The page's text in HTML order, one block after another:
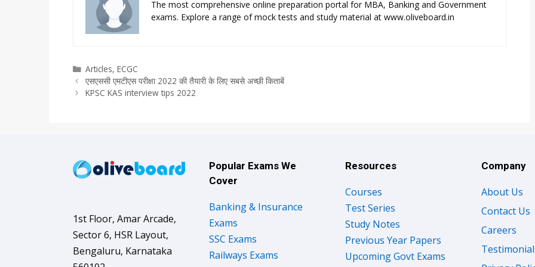
The most comprehensive online preparation portal for MBA, Banking and Government
exams. Explore a range of mock tests and study material at www.oliveboard.in
Categories
Articles,ECGC
एसएससी एमटीएस परीक्षा 2022 की तैयारी के लिए सबसे अच्छी किताबें
KPSC KAS interview tips 2022
1st Floor, Amar Arcade,
Sector 6, HSR Layout,
Bengaluru, Karnataka
Popular Exams We
Cover
Banking & Insurance
Exams
SSC Exams
Railways Exams
Resources
Courses
Test Series
Study Notes
Previous Year Papers
Upcoming Govt Exams
Company
About Us
Contact Us
Careers